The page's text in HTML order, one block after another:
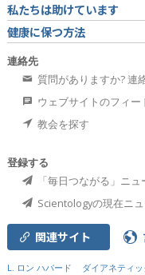
私たちは助けています
健康に保つ方法
連絡先
質問がありますか? 連
ウェブサイトのフィー
教会を探す
登録する
「毎日つながる」ニ
Scientologyの現在ニ
関連サイト
L. ロン ハバード ダイアネティッ